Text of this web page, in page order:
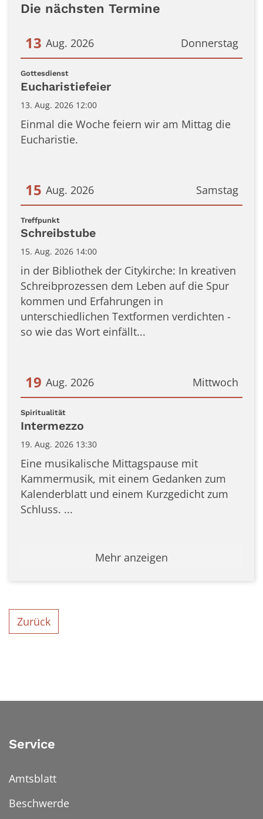
Die nächsten Termine
Donnerstag
13 Aug. 2026
Datum: 13. August 2026
Gottesdienst:
Eucharistiefeier
13. Aug. 2026 12:00
Einmal die Woche feiern wir am Mittag die
Eucharistie.
Samstag
15 Aug. 2026
Datum: 15. August 2026
Treffpunkt:
Schreibstube
15. Aug. 2026 14:00
in der Bibliothek der Citykirche: In kreativen
Schreibprozessen dem Leben auf die Spur
kommen und Erfahrungen in
unterschiedlichen Textformen verdichten -
so wie das Wort einfällt...
Mittwoch
19 Aug. 2026
Datum: 19. August 2026
Spiritualität:
Intermezzo
19. Aug. 2026 13:30
Eine musikalische Mittagspause mit
Kammermusik, mit einem Gedanken zum
Kalenderblatt und einem Kurzgedicht zum
Schluss. ...
Mehr anzeigen
Zurück
Service
Amtsblatt
Beschwerde